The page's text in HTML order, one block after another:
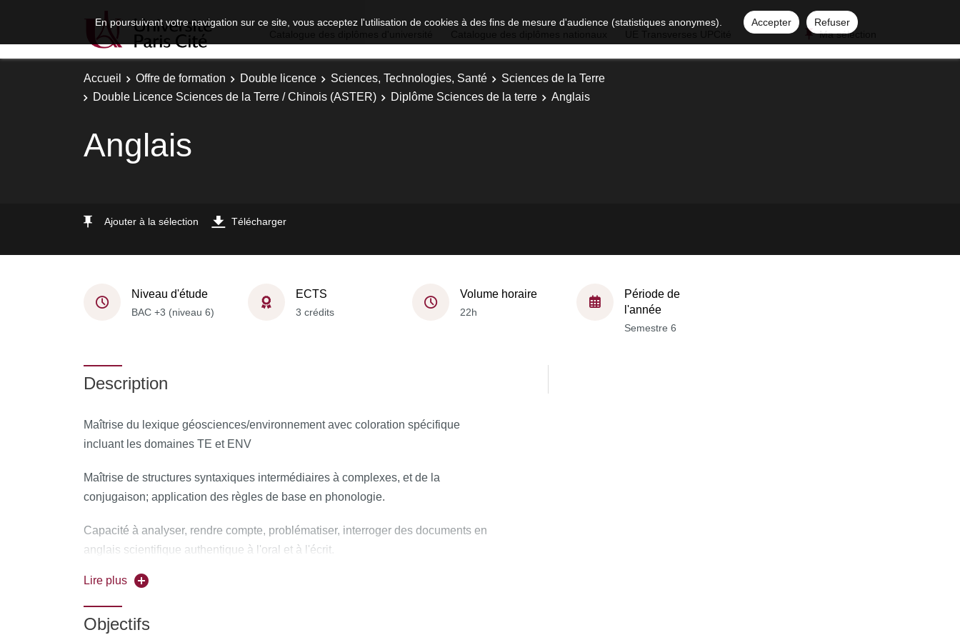
En poursuivant votre navigation sur ce site, vous acceptez l'utilisation de cookies à des fins de mesure d'audience (statistiques anonymes). Accepter
Refuser
Ma sélection
Accueil Offre de formation Double licence Sciences, Technologies, Santé
Sciences de la Terre
Double Licence Sciences de la Terre / Chinois (ASTER)
Diplôme Sciences de la terre Anglais
Anglais
Ajouter à la sélection Télécharger
Niveau d'étude
BAC +3 (niveau 6)
ECTS
3 crédits
Volume horaire
22h
Période de
l'année
Semestre 6
Description
Maîtrise du lexique géosciences/environnement avec coloration spécifique
incluant les domaines TE et ENV
Maîtrise de structures syntaxiques intermédiaires à complexes, et de la
conjugaison; application des règles de base en phonologie.
Capacité à analyser, rendre compte, problématiser, interroger des documents en
anglais scientifique authentique à l'oral et à l'écrit.
Rédiger un compte-rendu de lecture, un résumé, une contraction de texte, une
Capacité à prendre la parole pour exposer, réagir de manière claire, récapituler
Lire plus
Objectifs